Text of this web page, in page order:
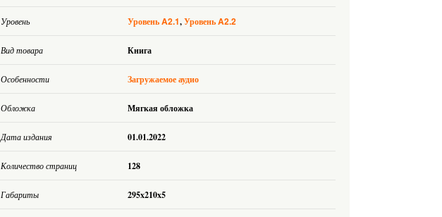
Уровень УровеньA2.1 УровеньA2.2
Вид товара Книга
Особенности Загружаемое аудио
Обложка Мягкая обложка
Дата издания 01.01.2022
Количество страниц 128
Габариты 295x210x5